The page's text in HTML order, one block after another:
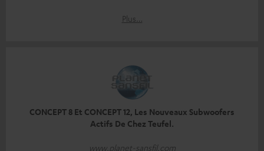
Plus…
CONCEPT 8 Et CONCEPT 12, Les Nouveaux Subwoofers
Actifs De Chez Teufel.
www.planet-sansfil.com